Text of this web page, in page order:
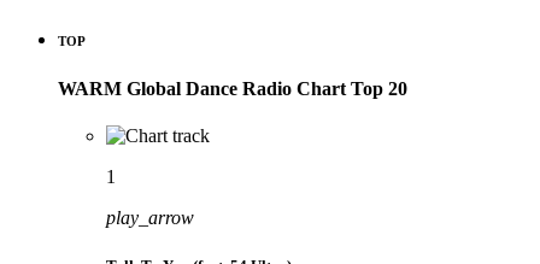
TOP
WARM Global Dance Radio Chart Top 20
1
play_arrow